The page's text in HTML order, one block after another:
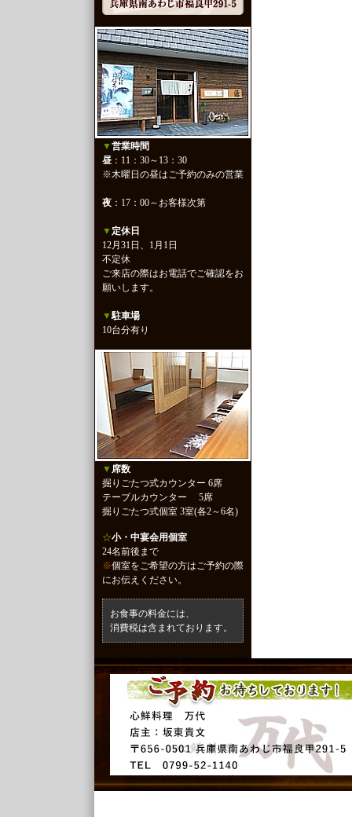
▼営業時間
昼 ：11：30～13：30
※木曜日の昼はご予約のみの営業
夜 ：17：00～お客様次第
▼ 定休日
12月31日、1月1日
不定休
ご来店の際はお電話でご確認をお
願いします。
▼駐車場
10台分有り
▼ 席数
掘りごたつ式カウンター 6席
テーブルカウンター 5席
掘りごたつ式個室 3室(各2～6名)
☆小・中宴会用個室
24名前後まで
※個室をご希望の方はご予約の際
にお伝えください。
お食事の料金には、
消費税は含まれております。